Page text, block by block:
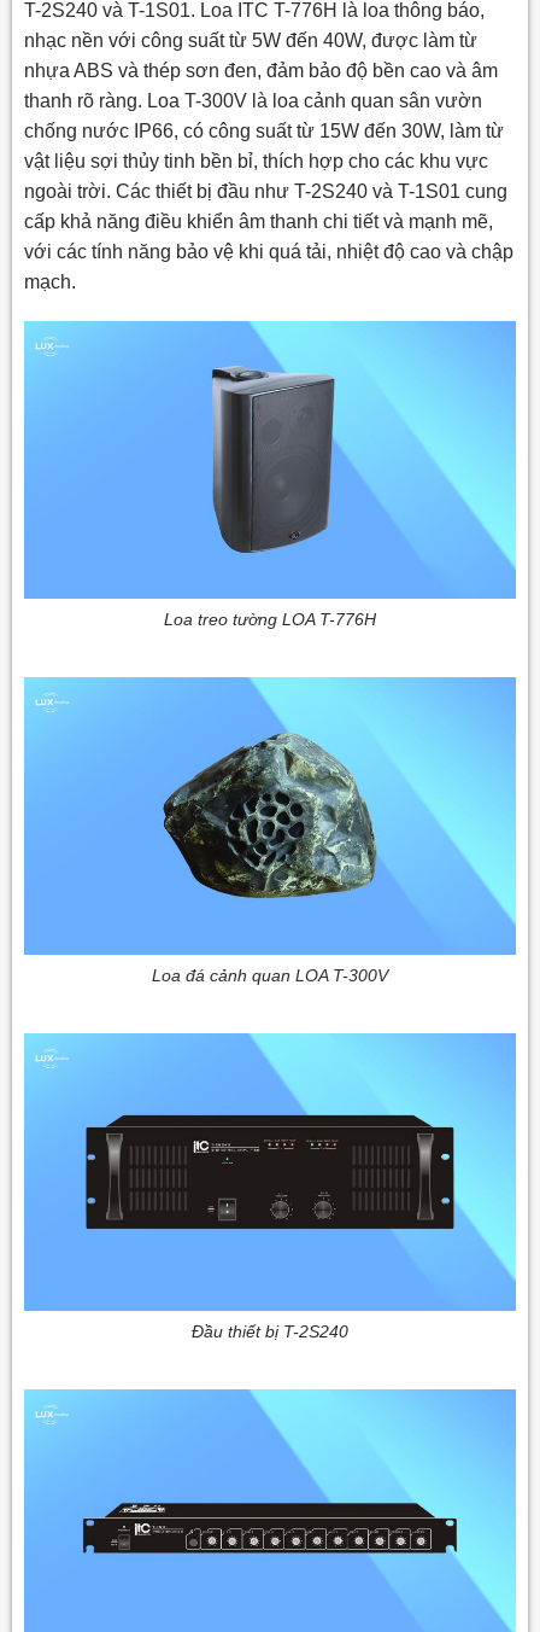
T-2S240 và T-1S01. Loa ITC T-776H là loa thông báo,
nhạc nền với công suất từ 5W đến 40W, được làm từ
nhựa ABS và thép sơn đen, đảm bảo độ bền cao và âm
thanh rõ ràng. Loa T-300V là loa cảnh quan sân vườn
chống nước IP66, có công suất từ 15W đến 30W, làm từ
vật liệu sợi thủy tinh bền bỉ, thích hợp cho các khu vực
ngoài trời. Các thiết bị đầu như T-2S240 và T-1S01 cung
cấp khả năng điều khiển âm thanh chi tiết và mạnh mẽ,
với các tính năng bảo vệ khi quá tải, nhiệt độ cao và chập
mạch.
Loa treo tường LOA T-776H
Loa đá cảnh quan LOA T-300V
Đầu thiết bị T-2S240